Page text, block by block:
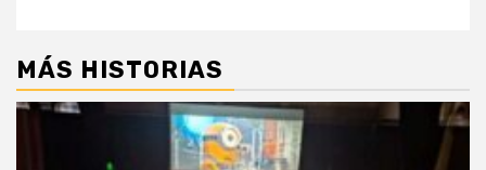
MÁS HISTORIAS